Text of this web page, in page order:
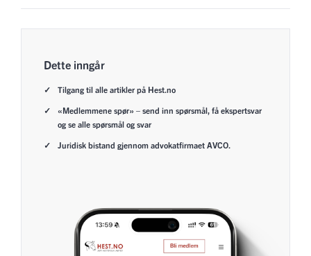
Dette inngår
Tilgang til alle artikler på Hest.no
«Medlemmene spør» – send inn spørsmål, få ekspertsvar
og se alle spørsmål og svar
Juridisk bistand gjennom advokatfirmaet AVCO.